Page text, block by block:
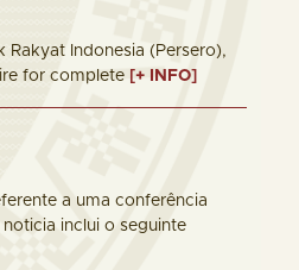
Indonesia (Persero),
for complete [+ INFO]
a uma conferência
inclui o seguinte